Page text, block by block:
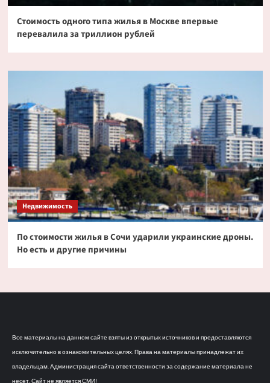
Стоимость одного типа жилья в Москве впервые
перевалила за триллион рублей
Недвижимость
По стоимости жилья в Сочи ударили украинские дроны.
Но есть и другие причины
Все материалы на данном сайте взяты из открытых источников и предоставляются
исключительно в ознакомительных целях. Права на материалы принадлежат их
владельцам. Администрация сайта ответственности за содержание материала не
несет. Сайт не является СМИ!